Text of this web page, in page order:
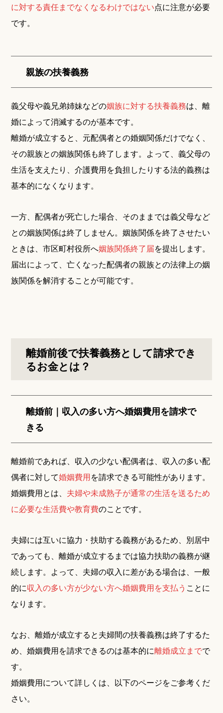
に対する責任までなくなるわけではない点に注意が必要
です。
親族の扶養義務
義父母や義兄弟姉妹などの姻族に対する扶養義務は、離
婚によって消滅するのが基本です。
離婚が成立すると、元配偶者との婚姻関係だけでなく、
その親族との姻族関係も終了します。よって、義父母の
生活を支えたり、介護費用を負担したりする法的義務は
基本的になくなります。
一方、配偶者が死亡した場合、そのままでは義父母など
との姻族関係は終了しません。姻族関係を終了させたい
ときは、市区町村役所へ姻族関係終了届を提出します。
届出によって、亡くなった配偶者の親族との法律上の姻
族関係を解消することが可能です。
離婚前後で扶養義務として請求でき
るお金とは？
離婚前｜収入の多い方へ婚姻費用を請求で
きる
離婚前であれば、収入の少ない配偶者は、収入の多い配
偶者に対して婚姻費用を請求できる可能性があります。
婚姻費用とは、 夫婦や未成熟子が通常の生活を送るため
に必要な生活費や教育費のことです。
夫婦には互いに協力・扶助する義務があるため、別居中
であっても、離婚が成立するまでは協力扶助の義務が継
続します。よって、夫婦の収入に差がある場合は、一般
的に収入の多い方が少ない方へ婚姻費用を支払う ことに
なります。
なお、離婚が成立すると夫婦間の扶養義務は終了するた
め、婚姻費用を請求できるのは基本的に離婚成立までで
す。
婚姻費用について詳しくは、以下のページをご参考くだ
さい。